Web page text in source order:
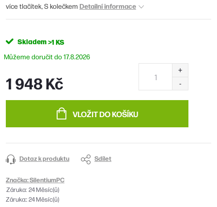
více tlačítek, S kolečkem Detailní informace
Skladem>1 KS
17.8.2026
1 948 Kč
VLOŽIT DO KOŠÍKU
Dotaz k produktu Sdílet
Značka:SilentiumPC
Záruka: 24 Měsíc(ů)
Záruka::24 Měsíc(ů)